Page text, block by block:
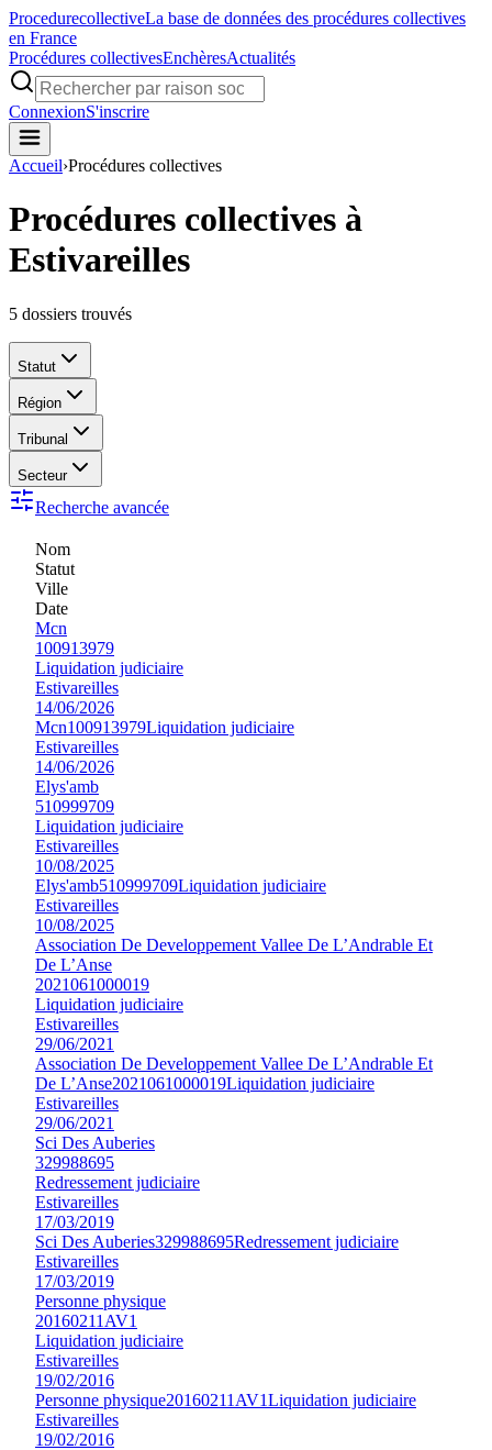
ProcedurecollectiveLa base de données des procédures collectives
en France
Procédures collectivesEnchèresActualités
ConnexionS'inscrire
Accueil›Procédures collectives
Procédures collectives à
Estivareilles
5 dossiers trouvés
Statut
Région
Tribunal
Secteur
Recherche avancée
Nom
Statut
Ville
Date
Mcn
100913979
Liquidation judiciaire
Estivareilles
14/06/2026
Mcn100913979Liquidation judiciaire
Estivareilles
14/06/2026
Elys'amb
510999709
Liquidation judiciaire
Estivareilles
10/08/2025
Elys'amb510999709Liquidation judiciaire
Estivareilles
10/08/2025
Association De Developpement Vallee De L’Andrable Et
De L’Anse
2021061000019
Liquidation judiciaire
Estivareilles
29/06/2021
Association De Developpement Vallee De L’Andrable Et
De L’Anse2021061000019Liquidation judiciaire
Estivareilles
29/06/2021
Sci Des Auberies
329988695
Redressement judiciaire
Estivareilles
17/03/2019
Sci Des Auberies329988695Redressement judiciaire
Estivareilles
17/03/2019
Personne physique
20160211AV1
Liquidation judiciaire
Estivareilles
19/02/2016
Personne physique20160211AV1Liquidation judiciaire
Estivareilles
19/02/2016